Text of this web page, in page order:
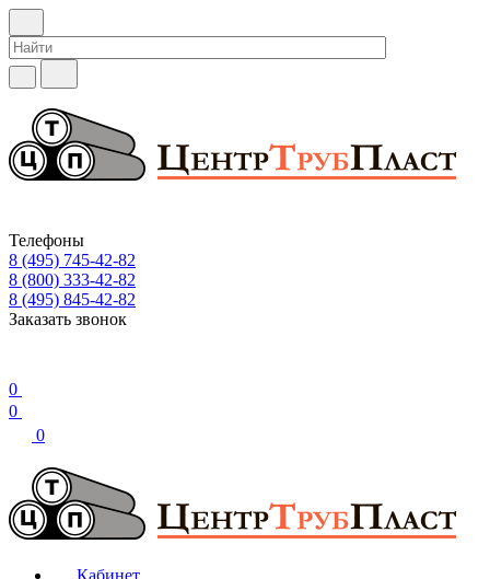
Телефоны
8 (495) 745-42-82
8 (800) 333-42-82
8 (495) 845-42-82
Заказать звонок
0
0
0
Кабинет